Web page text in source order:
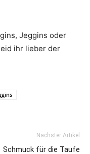
Jeggins oder
ihr lieber der
Nächster Artikel
Schmuck für die Taufe